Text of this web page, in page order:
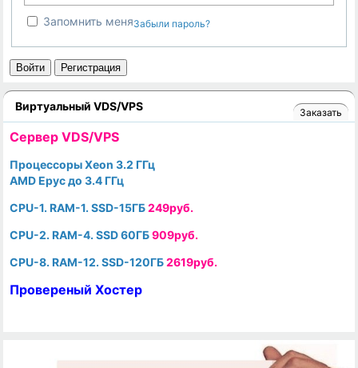
Запомнить меняЗабыли пароль?
Войти Регистрация
Виртуальный VDS/VPS Заказать
Cервер VDS/VPS
Процессоры Xeon 3.2 ГГц
AMD Epyc до 3.4 ГГц
CPU-1. RAM-1. SSD-15ГБ249руб.
CPU-2. RAM-4. SSD 60ГБ909руб.
CPU-8. RAM-12. SSD-120ГБ2619руб.
Провереный Хостер